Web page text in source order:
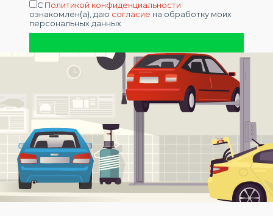
С Политикой конфиденциальности
ознакомлен(а), даю согласие на обработку моих
персональных данных